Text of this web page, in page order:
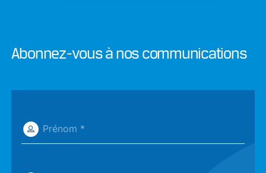
Abonnez-vous à nos communications
Prénom *